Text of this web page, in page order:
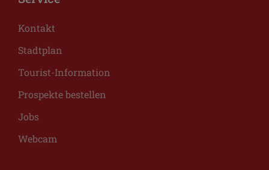
Kontakt
Stadtplan
Tourist-Information
Prospekte bestellen
Jobs
Webcam